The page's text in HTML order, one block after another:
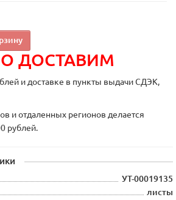
ДОСТАВИМ
и доставке в пункты выдачи СДЭК,
и отдаленных регионов делается
рублей.
УТ-00019135
листы